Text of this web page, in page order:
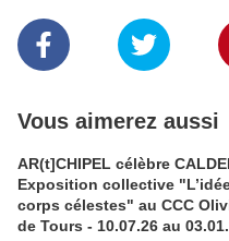
Vous aimerez aussi
AR(t]CHIPEL célèbre
Exposition collective
corps célestes" au CCC
de Tours - 10.07.26